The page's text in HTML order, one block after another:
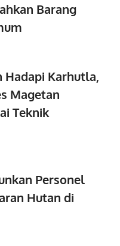
Barang
Hadapi Karhutla,
Magetan
Teknik
Personel
Hutan di